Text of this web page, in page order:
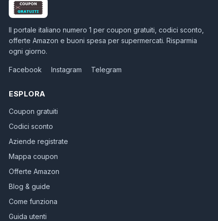
Il portale italiano numero 1 per coupon gratuiti, codici sconto,
offerte Amazon e buoni spesa per supermercati. Risparmia
ogni giorno.
Facebook Instagram Telegram
ESPLORA
Coupon gratuiti
Codici sconto
Aziende registrate
Mappa coupon
Offerte Amazon
Blog & guide
Come funziona
Guida utenti